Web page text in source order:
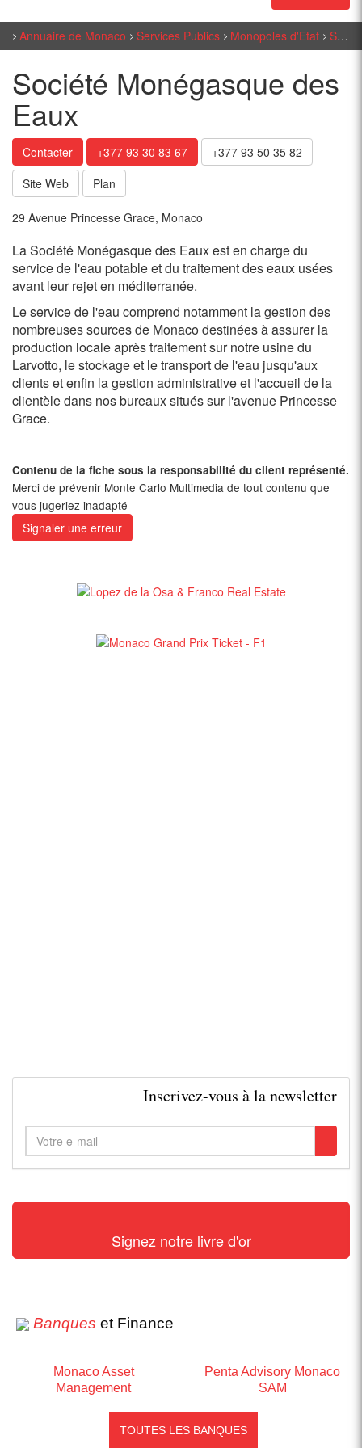
Annuaire de Monaco Services Publics Monopoles d'Etat Société Monégasque des Eaux
Société Monégasque des
Eaux
Contacter +377 93 30 83 67
+377 93 50 35 82
Site Web
Plan
29 Avenue Princesse Grace, Monaco
La Société Monégasque des Eaux est en charge du
service de l'eau potable et du traitement des eaux usées
avant leur rejet en méditerranée.
Le service de l'eau comprend notamment la gestion des
nombreuses sources de Monaco destinées à assurer la
production locale après traitement sur notre usine du
Larvotto, le stockage et le transport de l'eau jusqu'aux
clients et enfin la gestion administrative et l'accueil de la
clientèle dans nos bureaux situés sur l'avenue Princesse
Grace.
Contenu de la fiche sous la responsabilité du client représenté.
Merci de prévenir Monte Carlo Multimedia de tout contenu que
vous jugeriez inadapté
Signaler une erreur
Inscrivez-vous à la newsletter
Signez notre livre d'or
Banques et Finance
Monaco Asset
Management
Penta Advisory Monaco
SAM
TOUTES LES BANQUES